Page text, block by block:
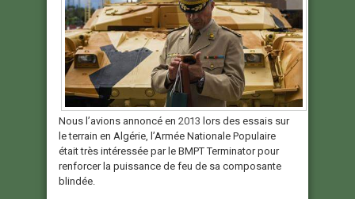
Nous l’avions annoncé en 2013 lors des essais sur
le terrain en Algérie, l’Armée Nationale Populaire
était très intéressée par le BMPT Terminator pour
renforcer la puissance de feu de sa composante
blindée.